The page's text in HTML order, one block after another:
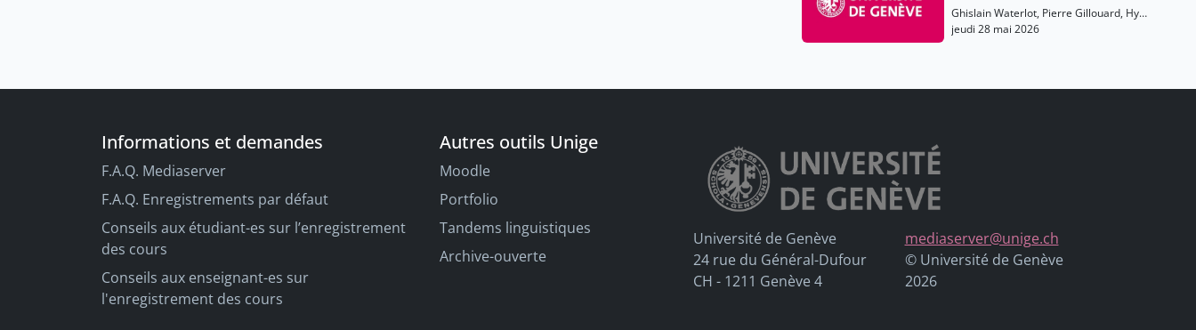
Ghislain Waterlot, Pierre Gillouard, Hy
Dao, Julien Goy
jeudi 28 mai 2026
Informations et demandes
F.A.Q. Mediaserver
F.A.Q. Enregistrements par défaut
Conseils aux étudiant-es sur l’enregistrement
des cours
Conseils aux enseignant-es sur
l'enregistrement des cours
Autres outils Unige
Moodle
Portfolio
Tandems linguistiques
Archive-ouverte
Université de Genève
24 rue du Général-Dufour
CH - 1211 Genève 4
mediaserver@unige.ch
© Université de Genève
2026